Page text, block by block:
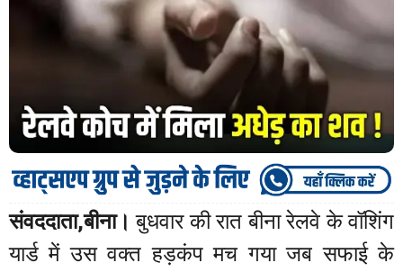
संवददाता,बीना। बुधवार की रात बीना रेलवे के वॉशिंग
यार्ड में उस वक्त हड़कंप मच गया जब सफाई के